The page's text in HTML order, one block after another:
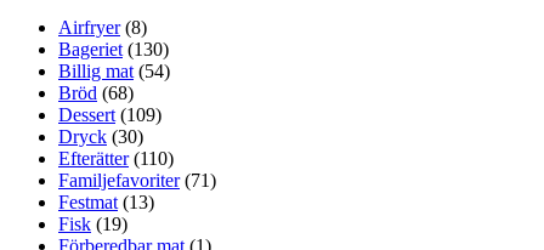
Airfryer(8)
Bageriet (130)
Billig mat (54)
Bröd (68)
Dessert (109)
Dryck (30)
Efterätter(110)
Familjefavoriter(71)
Festmat (13)
Fisk (19)
Förberedbar mat (1)